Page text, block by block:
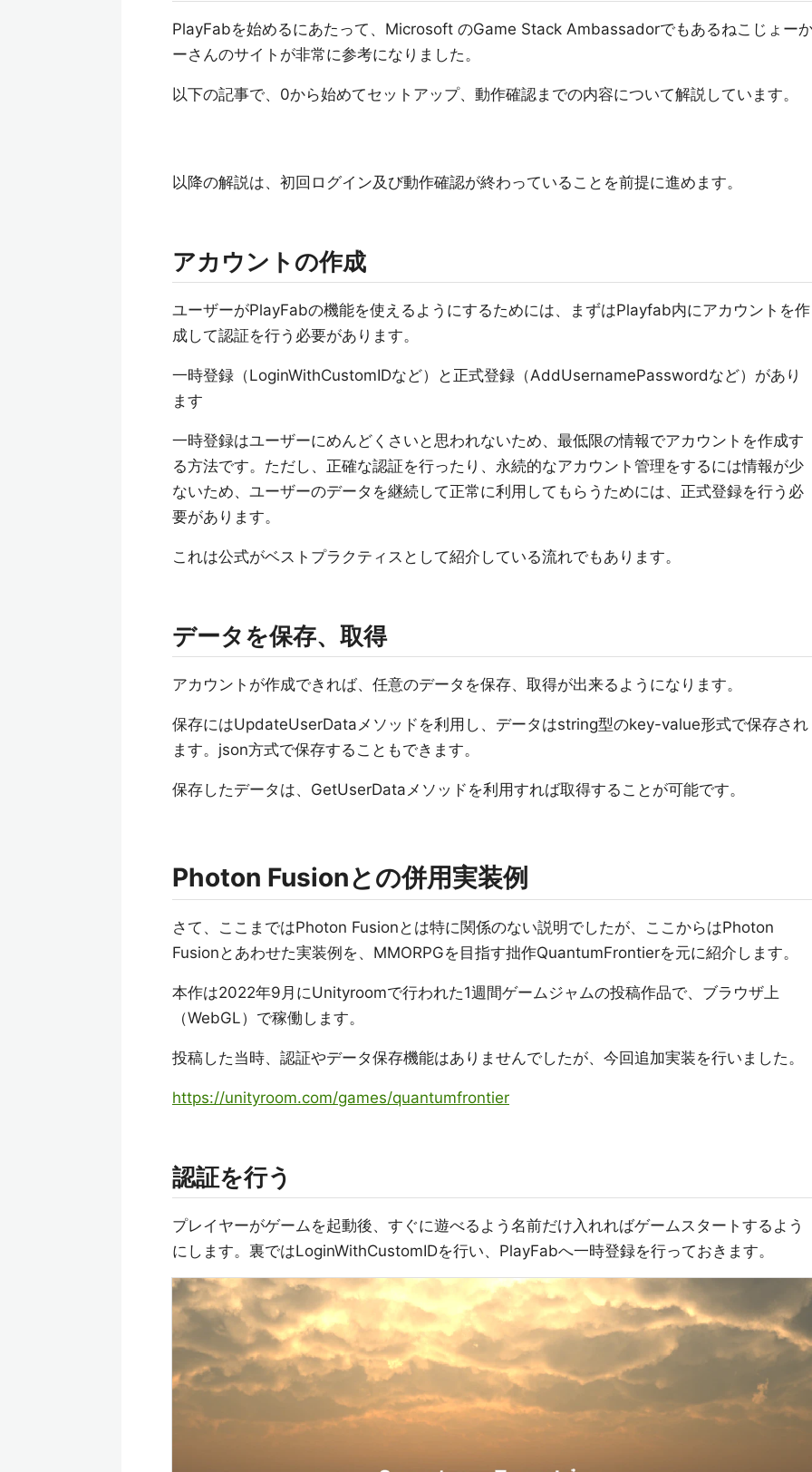
PlayFabを始めるにあたって、Microsoft のGame Stack Ambassadorでもあるねこじょー
ーさんのサイトが非常に参考になりました。
以下の記事で、0から始めてセットアップ、動作確認までの内容について解説しています。
以降の解説は、初回ログイン及び動作確認が終わっていることを前提に進めます。
アカウントの作成
ユーザーがPlayFabの機能を使えるようにするためには、まずはPlayfab内にアカウントを作
成して認証を行う必要があります。
一時登録（LoginWithCustomIDなど）と正式登録（AddUsernamePasswordなど）があり
ます
一時登録はユーザーにめんどくさいと思われないため、最低限の情報でアカウントを作成す
る方法です。ただし、正確な認証を行ったり、永続的なアカウント管理をするには情報が少
ないため、ユーザーのデータを継続して正常に利用してもらうためには、正式登録を行う必
要があります。
これは公式がベストプラクティスとして紹介している流れでもあります。
データを保存、取得
アカウントが作成できれば、任意のデータを保存、取得が出来るようになります。
保存にはUpdateUserDataメソッドを利用し、データはstring型のkey-value形式で保存され
ます。json方式で保存することもできます。
保存したデータは、GetUserDataメソッドを利用すれば取得することが可能です。
Photon Fusionとの併用実装例
さて、ここまではPhoton Fusionとは特に関係のない説明でしたが、ここからはPhoton
Fusionとあわせた実装例を、MMORPGを目指す拙作QuantumFrontierを元に紹介します。
本作は2022年9月にUnityroomで行われた1週間ゲームジャムの投稿作品で、ブラウザ上
（WebGL）で稼働します。
投稿した当時、認証やデータ保存機能はありませんでしたが、今回追加実装を行いました。
https://unityroom.com/games/quantumfrontier
認証を行う
プレイヤーがゲームを起動後、すぐに遊べるよう名前だけ入れればゲームスタートするよう
にします。裏ではLoginWithCustomIDを行い、PlayFabへ一時登録を行っておきます。